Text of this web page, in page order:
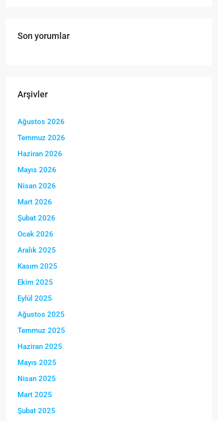
Son yorumlar
Arşivler
Ağustos 2026
Temmuz 2026
Haziran 2026
Mayıs 2026
Nisan 2026
Mart 2026
Şubat 2026
Ocak 2026
Aralık 2025
Kasım 2025
Ekim 2025
Eylül 2025
Ağustos 2025
Temmuz 2025
Haziran 2025
Mayıs 2025
Nisan 2025
Mart 2025
Şubat 2025